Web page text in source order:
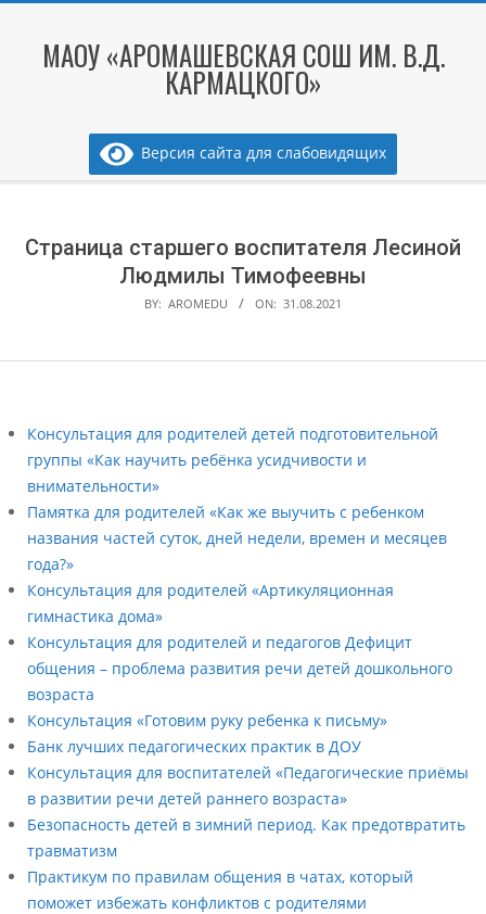
contentМАОУ «АРОМАШЕВСКАЯ СОШ ИМ. В.Д.
КАРМАЦКОГО»
Версия сайта для слабовидящих
MenuСтраница старшего воспитателя Лесиной
Людмилы Тимофеевны
BY: AROMEDU ON: 31.08.2021
Консультация для родителей детей подготовительной
группы «Как научить ребёнка усидчивости и
внимательности»
Памятка для родителей «Как же выучить с ребенком
названия частей суток, дней недели, времен и месяцев
года?»
Консультация для родителей «Артикуляционная
гимнастика дома»
Консультация для родителей и педагогов Дефицит
общения – проблема развития речи детей дошкольного
возраста
Консультация «Готовим руку ребенка к письму»
Банк лучших педагогических практик в ДОУ
Консультация для воспитателей «Педагогические приёмы
в развитии речи детей раннего возраста»
Безопасность детей в зимний период. Как предотвратить
травматизм
Практикум по правилам общения в чатах, который
поможет избежать конфликтов с родителями